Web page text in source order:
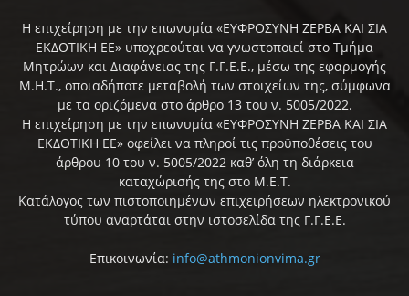
Η επιχείρηση με την επωνυμία «ΕΥΦΡΟΣΥΝΗ ΖΕΡΒΑ ΚΑΙ ΣΙΑ
ΕΚΔΟΤΙΚΗ ΕΕ» υποχρεούται να γνωστοποιεί στο Τμήμα
Μητρώων και Διαφάνειας της Γ.Γ.Ε.Ε., μέσω της εφαρμογής
Μ.Η.Τ., οποιαδήποτε μεταβολή των στοιχείων της, σύμφωνα
με τα οριζόμενα στο άρθρο 13 του ν. 5005/2022.
Η επιχείρηση με την επωνυμία «ΕΥΦΡΟΣΥΝΗ ΖΕΡΒΑ ΚΑΙ ΣΙΑ
ΕΚΔΟΤΙΚΗ ΕΕ» οφείλει να πληροί τις προϋποθέσεις του
άρθρου 10 του ν. 5005/2022 καθ’ όλη τη διάρκεια
καταχώρισής της στο Μ.Ε.Τ.
Κατάλογος των πιστοποιημένων επιχειρήσεων ηλεκτρονικού
τύπου αναρτάται στην ιστοσελίδα της Γ.Γ.Ε.Ε.
Επικοινωνία: info@athmonionvima.gr